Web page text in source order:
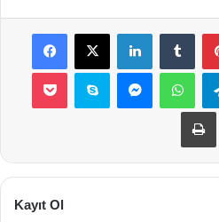
Facebook
X LinkedIn
Pocket Skype Messenger
Kayıt Ol